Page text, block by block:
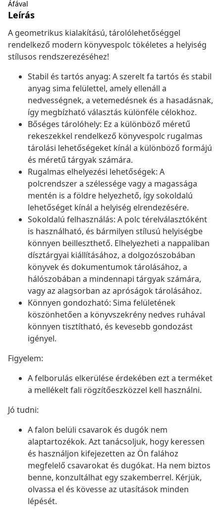
Áfával
Leírás
A geometrikus kialakítású, tárolólehetőséggel
rendelkező modern könyvespolc tökéletes a helyiség
stílusos rendszerezéséhez!
Stabil és tartós anyag: A szerelt fa tartós és stabil
anyag sima felülettel, amely ellenáll a
nedvességnek, a vetemedésnek és a hasadásnak,
így megbízható választás különféle célokhoz.
Bőséges tárolóhely: Ez a különböző méretű
rekeszekkel rendelkező könyvespolc rugalmas
tárolási lehetőségeket kínál a különböző formájú
és méretű tárgyak számára.
Rugalmas elhelyezési lehetőségek: A
polcrendszer a szélessége vagy a magassága
mentén is a földre helyezhető, így sokoldalú
lehetőséget kínál a helyiség elrendezésére.
Sokoldalú felhasználás: A polc térelválasztóként
is használható, és bármilyen stílusú helyiségbe
könnyen beilleszthető. Elhelyezheti a nappaliban
dísztárgyai kiállításához, a dolgozószobában
könyvek és dokumentumok tárolásához, a
hálószobában a mindennapi tárgyak számára,
vagy az alagsorban az apróságok tárolásához.
Könnyen gondozható: Sima felületének
köszönhetően a könyvszekrény nedves ruhával
könnyen tisztítható, és kevesebb gondozást
igényel.
Figyelem:
A felborulás elkerülése érdekében ezt a terméket
a mellékelt fali rögzítőeszközzel kell használni.
Jó tudni:
A falon belüli csavarok és dugók nem
alaptartozékok. Azt tanácsoljuk, hogy keressen
és használjon kifejezetten az Ön falához
megfelelő csavarokat és dugókat. Ha nem biztos
benne, konzultálhat egy szakemberrel. Kérjük,
olvassa el és kövesse az utasítások minden
lépését.